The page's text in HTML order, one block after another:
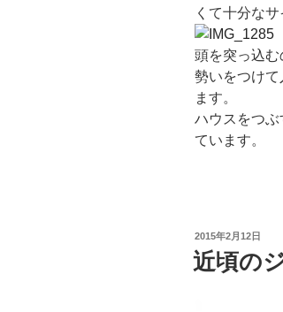
くて十分な
頭を突っ込む
勢いをつけ
ます。
ハウスをつ
ています。
投
稿
日:
2015年2月12日
近頃の